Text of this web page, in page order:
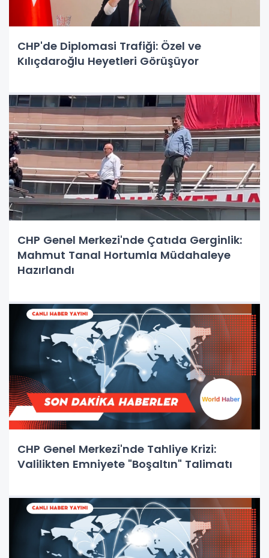
CHP'de Diplomasi Trafiği: Özel ve
Kılıçdaroğlu Heyetleri Görüşüyor
CHP Genel Merkezi'nde Çatıda Gerginlik:
Mahmut Tanal Hortumla Müdahaleye
Hazırlandı
CHP Genel Merkezi'nde Tahliye Krizi:
Valilikten Emniyete "Boşaltın" Talimatı